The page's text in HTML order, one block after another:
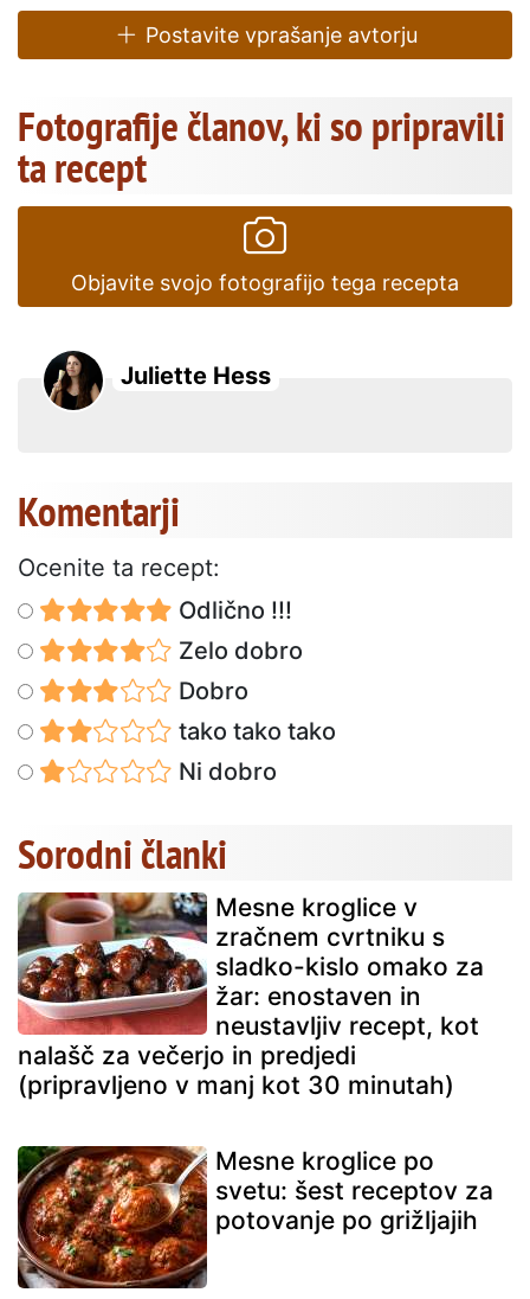
Postavite vprašanje avtorju
Fotografije članov, ki so pripravili
ta recept
Objavite svojo fotografijo tega recepta
Juliette Hess
Komentarji
Ocenite ta recept:
Odlično !!!
Zelo dobro
Dobro
tako tako tako
Ni dobro
Sorodni članki
Mesne kroglice v
zračnem cvrtniku s
sladko-kislo omako za
žar: enostaven in
neustavljiv recept, kot
nalašč za večerjo in predjedi
(pripravljeno v manj kot 30 minutah)
Mesne kroglice po
svetu: šest receptov za
potovanje po grižljajih